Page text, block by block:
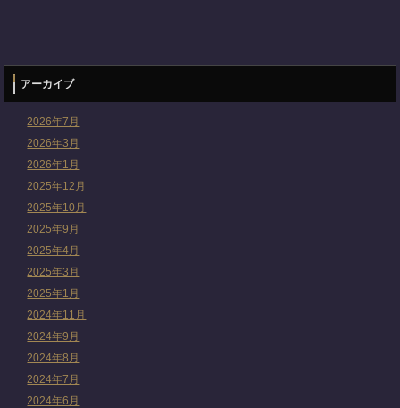
アーカイブ
2026年7月
2026年3月
2026年1月
2025年12月
2025年10月
2025年9月
2025年4月
2025年3月
2025年1月
2024年11月
2024年9月
2024年8月
2024年7月
2024年6月